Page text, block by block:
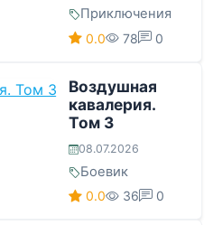
Приключения
0.0 78 0
Воздушная
кавалерия.
Том 3
08.07.2026
Боевик
0.0 36 0